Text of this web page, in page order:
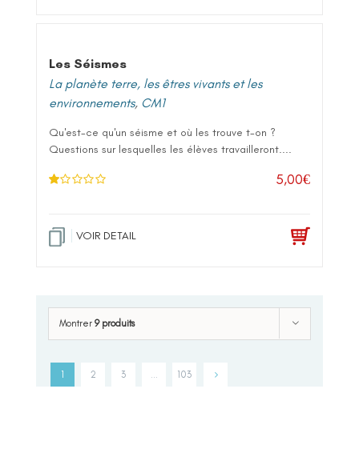
Les Séismes
La planète terre, les êtres vivants et les
environnements, CM1
Qu'est-ce qu'un séisme et où les trouve t-on ?
Questions sur lesquelles les élèves travailleront....
.0
5,00€
VOIR DETAIL
Montrer 9 produits
1 2 3 103